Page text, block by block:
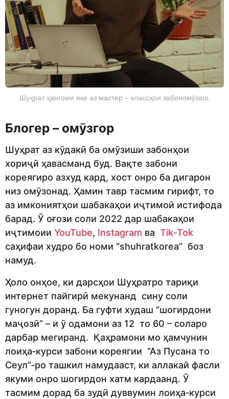
Шуҳрат ҳангоми яке аз мастер – классҳои забономӯзаш.
Блогер – омӯзгор
Шуҳрат аз кӯдакӣ ба омӯзиши забонҳои
хориҷӣ ҳавасманд буд. Вақте забони
кореягиро азхуд кард, хост онро ба дигарон
низ омӯзонад. Ҳамин тавр тасмим гирифт, то
аз имкониятҳои шабакаҳои иҷтимоӣ истифода
барад. Ӯ оғози соли 2022 дар шабакаҳои
иҷтимоии YouTube, Instagram ва Tik‑Tok
саҳифаи худро бо номи “shuhratkorea” боз
намуд.
Ҳоло онҳое, ки дарсҳои Шуҳратро тариқи
интернет пайгирӣ мекунанд сину соли
гуногун доранд. Ба гуфти худаш “шогирдони
маҷозӣ” – и ӯ одамони аз 12 то 60 – соларо
дарбар мегиранд. Қаҳрамони мо ҳамчунин
лоиҳа‑курси забони кореягии “Аз Пусана то
Сеул”‑ро ташкил намудааст, ки аллакай фасли
якуми онро шогирдон хатм кардаанд. Ӯ
тасмим дорад ба зудӣ дуввумин лоиҳа‑курси